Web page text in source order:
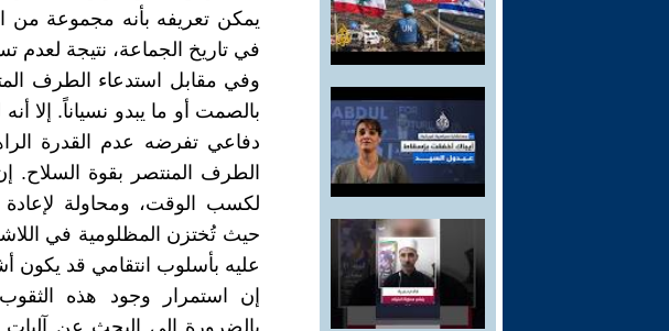
يمكن تعريفه بأنه مجموعة من
في تاريخ الجماعة، نتيجة لعدم
وفي مقابل استدعاء الطرف
بالصمت أو ما يبدو نسياناً. إلا
دفاعي تفرضه عدم القدرة
الطرف المنتصر بقوة السلاح.
لكسب الوقت، ومحاولة لإعادة
حيث تُختزن المظلومية في
عليه بأسلوب انتقامي قد يكون
إن استمرار وجود هذه
بالضرورة إلى البحث عن آليات